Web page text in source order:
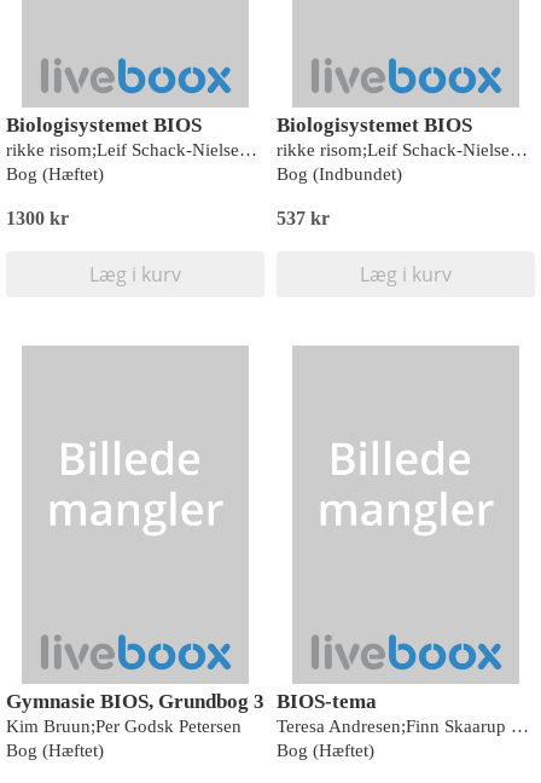
Biologisystemet BIOS
rikke risom;Leif Schack-Nielsen;Anders V. Thomsen;Thomas Bach Piekut
Bog (Hæftet)
1300 kr
Læg i kurv
Biologisystemet BIOS
rikke risom;Leif Schack-Nielsen;Anders V. Thomsen;Thomas Bach Piekut
Bog (Indbundet)
537 kr
Læg i kurv
Gymnasie BIOS, Grundbog 3
Kim Bruun;Per Godsk Petersen
Bog (Hæftet)
BIOS-tema
Teresa Andresen;Finn Skaarup Jensen
Bog (Hæftet)